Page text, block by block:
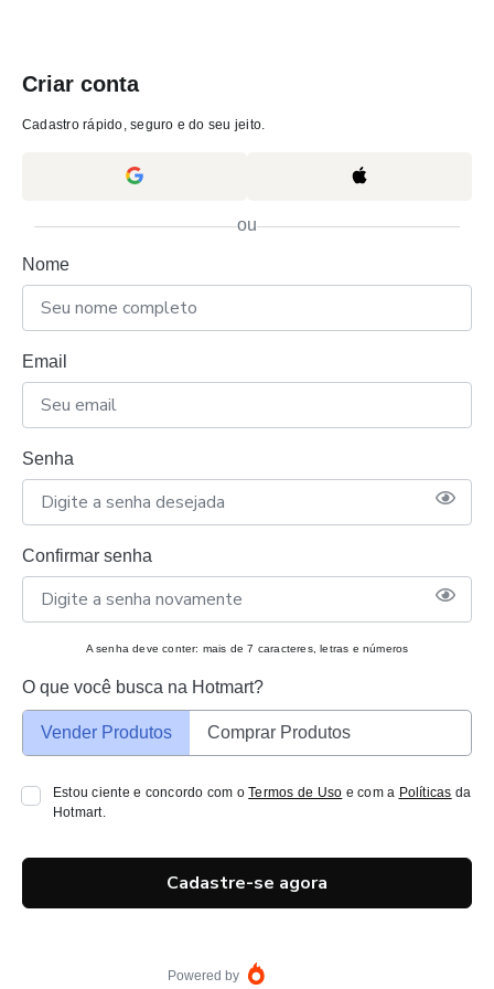
Criar conta
Cadastro rápido, seguro e do seu jeito.
ou
Nome
Email
Senha
Confirmar senha
A senha deve conter: mais de 7 caracteres, letras e números
O que você busca na Hotmart?
Vender Produtos Comprar Produtos
Estou ciente e concordo com oTermos de Uso e com a Políticas da
Hotmart.
Cadastre-se agora
Powered by